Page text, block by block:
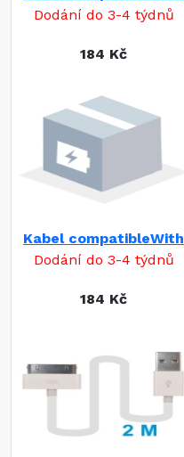
Dodání do 3-4 týdnů
184 Kč
Kabel compatibleWith
Dodání do 3-4 týdnů
184 Kč